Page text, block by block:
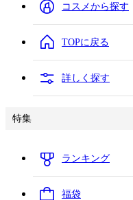
コスメから探す
TOPに戻る
詳しく探す
特集
ランキング
福袋